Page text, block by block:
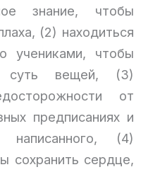
знание, чтобы
(2) находиться
чтобы
суть вещей, (3)
от
предписаниях и
написанного, (4)
сохранить сердце,